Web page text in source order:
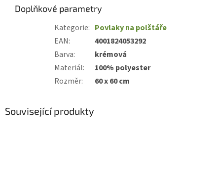
Doplňkové parametry
Kategorie: Povlaky na polštáře
EAN:
4001824053292
Barva:
krémová
Materiál:
100% polyester
Rozměr: 60 x 60 cm
Související produkty